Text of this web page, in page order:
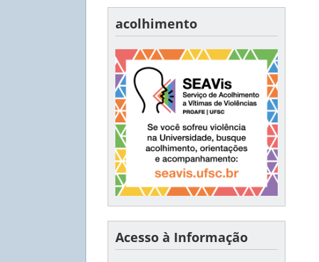
acolhimento
Acesso à Informação